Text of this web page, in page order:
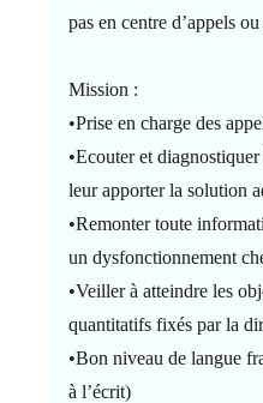
pas en centre d’appels
Mission :
•Prise en charge des
•Ecouter et
leur apporter la solution
•Remonter toute
un dysfonctionnement
•Veiller à atteindre les
quantitatifs fixés par la
•Bon niveau de langue
à l’écrit)